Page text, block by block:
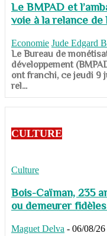
Le BMPAD et
voie à la relance
Economie Jude Edgard
​​​​​​​Le Bureau de
développement
ont franchi, ce jeudi 9
rel...
CULTURE
Culture
Bois-Caïman, 235
ou demeurer fidèles
Maguet Delva - 06/08/26